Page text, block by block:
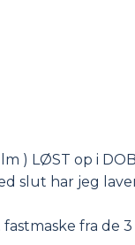
) LØST op i
slut har jeg
fra de